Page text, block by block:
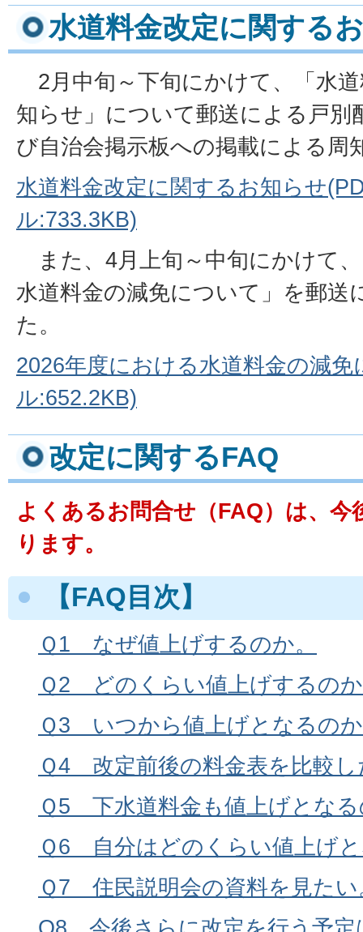
水道料金改定に関する
2月中旬～下旬にかけて、「水
知らせ」について郵送による戸別
び自治会掲示板への掲載による周
水道料金改定に関するお知らせ
ル:733.3KB)
また、4月上旬～中旬にかけて
水道料金の減免について」を郵送
た。
2026年度における水道料金の減
ル:652.2KB)
改定に関するFAQ
よくあるお問合せ（FAQ）は、今
ります。
【FAQ目次】
Ｑ1 なぜ値上げするのか。
Ｑ2 どのくらい値上げするの
Ｑ3 いつから値上げとなるの
Ｑ4 改定前後の料金表を比較し
Ｑ5 下水道料金も値上げとな
Ｑ6 自分はどのくらい値上げ
Ｑ7 住民説明会の資料を見たい